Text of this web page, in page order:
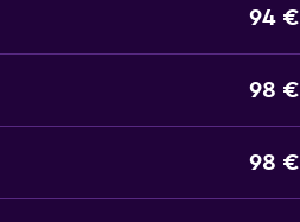
94 €
98 €
98 €